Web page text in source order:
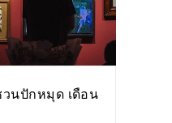
นปักหมุด เดือน